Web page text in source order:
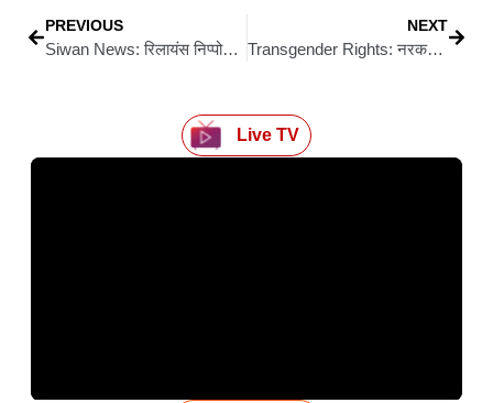
PREVIOUS
Siwan News: रिलायंस निप्पोन बीमा कंपनी की मनमानी पर उपभोक्ता आयोग सख्त, 6.38 लाख रुपये चुकाने का आदेश
NEXT
Transgender Rights: नरकटियागंज में किन्नर समाज की राजनीति में एंट्री, माया रानी ने ठोकी ताल
Live TV